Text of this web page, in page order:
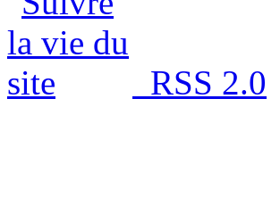
RSS 2.0